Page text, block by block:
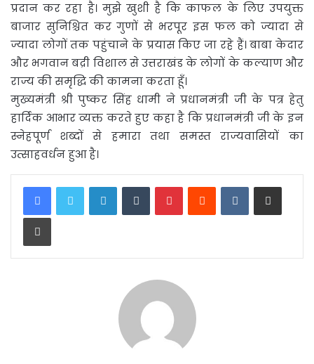
प्रदान कर रहा है। मुझे खुशी है कि काफल के लिए उपयुक्त
बाजार सुनिश्चित कर गुणों से भरपूर इस फल को ज्यादा से
ज्यादा लोगों तक पहुंचाने के प्रयास किए जा रहे हैं। बाबा केदार
और भगवान बद्री विशाल से उत्तराखंड के लोगों के कल्याण और
राज्य की समृद्धि की कामना करता हूँ।
मुख्यमंत्री श्री पुष्कर सिंह धामी ने प्रधानमंत्री जी के पत्र हेतु
हार्दिक आभार व्यक्त करते हुए कहा है कि प्रधानमंत्री जी के इन
स्नेहपूर्ण शब्दों से हमारा तथा समस्त राज्यवासियों का
उत्साहवर्धन हुआ है।
LinkedInTumblrPinterestReddit VKontakteShare via Email
Print